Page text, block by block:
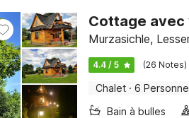
Cottage avec
Murzasichle,
4.4 / 5 (26 Notes)
Chalet · 6
Bain à bulles